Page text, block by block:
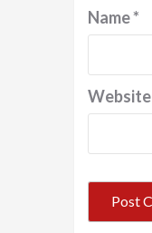
Name*
Website